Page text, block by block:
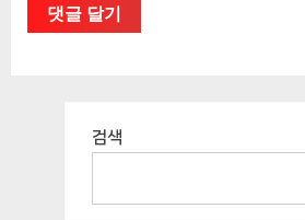
검색